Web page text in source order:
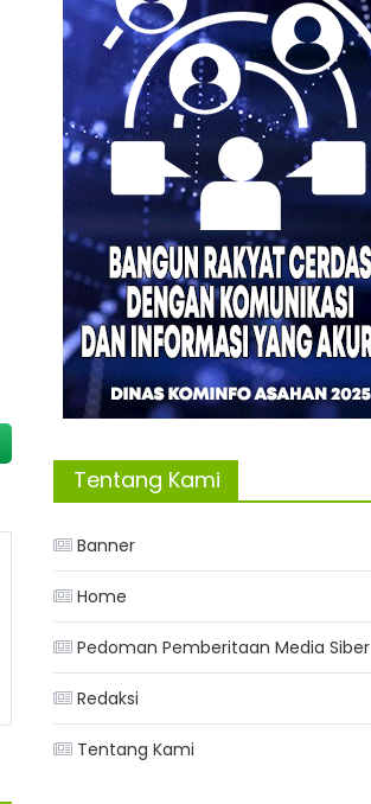
Tentang Kami
Banner
Home
Pedoman Pemberitaan Media Siber
Redaksi
Tentang Kami